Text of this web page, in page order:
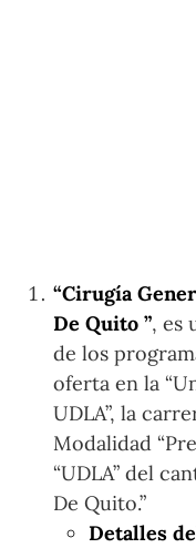
“Cirugía
De Quito ”, es
de los
oferta en la
UDLA”, la
Modalidad
“UDLA” del
De Quito.”
Detalles